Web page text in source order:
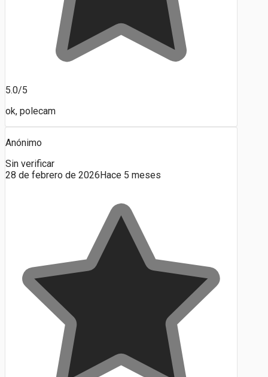
5.0/5
ok, polecam
Anónimo
Sin verificar
28 de febrero de 2026Hace 5 meses